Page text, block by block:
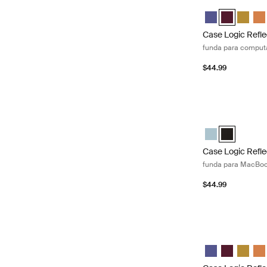
Case Logic
Case Logic
Case
Case Logic
funda para
$44.99
Case Logic
Case Logic
Case Logic
funda para
$44.99
Case Logic
Case Logic
Case